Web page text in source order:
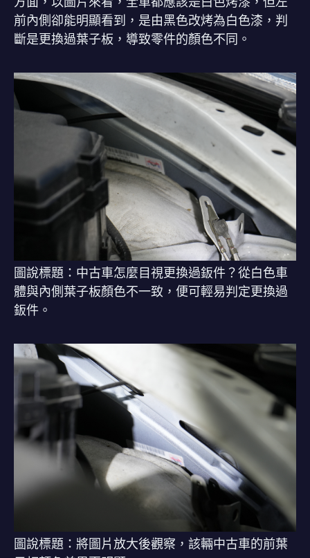
前內側卻能明顯看到，是由黑色改烤為白色漆，判
斷是更換過葉子板，導致零件的顏色不同。
圖說標題：中古車怎麼目視更換過鈑件？從白色車
體與內側葉子板顏色不一致，便可輕易判定更換過
鈑件。
圖說標題：將圖片放大後觀察，該輛中古車的前葉